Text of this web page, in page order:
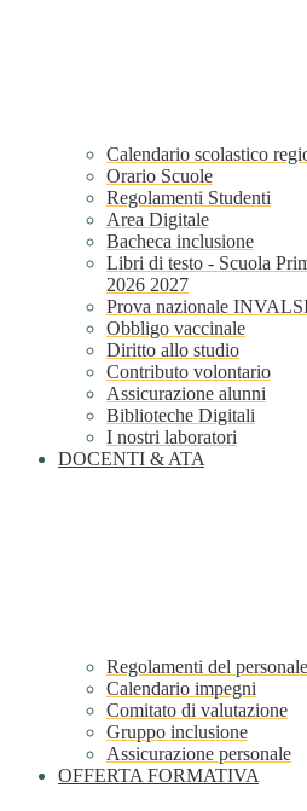
Calendario scolastico
Orario Scuole
Regolamenti Studenti
Area Digitale
Bacheca inclusione
Libri di testo - Scuola
2026 2027
Prova nazionale
Obbligo vaccinale
Diritto allo studio
Contributo volontario
Assicurazione alunni
Biblioteche Digitali
I nostri laboratori
DOCENTI & ATA
Regolamenti del personale
Calendario impegni
Comitato di valutazione
Gruppo inclusione
Assicurazione personale
OFFERTA FORMATIVA